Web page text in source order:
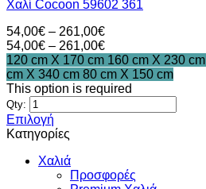
επιλογές
να
επιλεγούν
στη
σελίδα
του
προϊόντος
Χαλί Cocoon 59602 361
54,00€ – 261,00€Price
range:
54,00€
through
261,00€
54,00€ – 261,00€Price
range:
54,00€
through
120 cm X 170 cm 160 cm X 230 cm
cm X 340 cm 80 cm X 150 cm
This option is required
Qty:
Επιλογή
Αυτό
προϊόν
Κατηγορίες
Χαλιά
Προσφορές